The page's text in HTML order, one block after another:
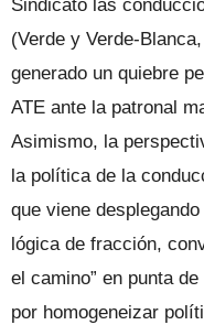
Sindicato las
(Verde y Verde-
generado un quiebre
ATE ante la patronal
Asimismo, la
la política de la
que viene
lógica de fracción,
el camino” en punta
por homogeneizar